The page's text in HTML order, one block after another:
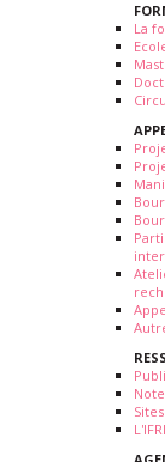
La